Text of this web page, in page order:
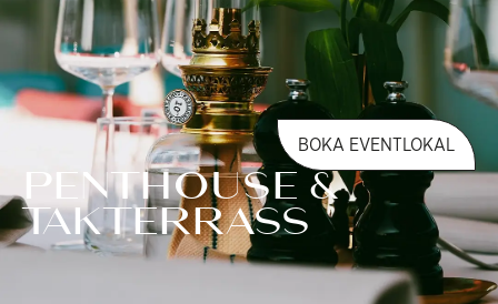
PENTHOUSE &
TAKTERRASS
BOKA EVENTLOKAL